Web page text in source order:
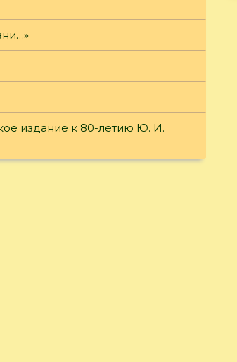
издание к 80-летию Ю. И.